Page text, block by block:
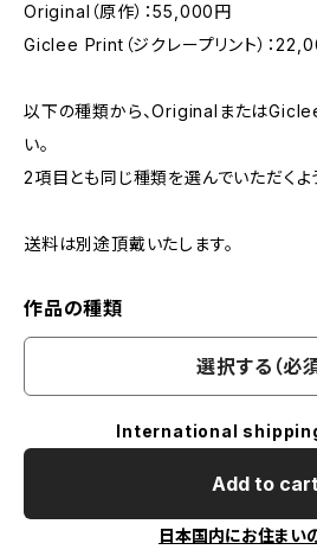
Original（原作）：55,000円
Giclee Print（ジクレープリント）：
以下の種類から、Originalまたは
い。
2項目とも同じ種類を選んでいただくよ
送料は別途頂戴いたします。
作品の種類
選択する（必須
International
Add to
日本国内にお住まい